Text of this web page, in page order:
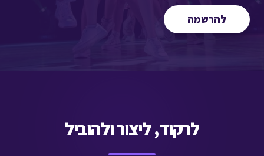
להרשמה
לרקוד, ליצור ולהוביל